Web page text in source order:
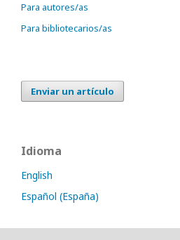
Para autores/as
Para bibliotecarios/as
Enviar un artículo
Idioma
English
Español (España)